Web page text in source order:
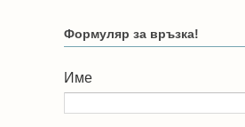
Формуляр за връзка!
Име